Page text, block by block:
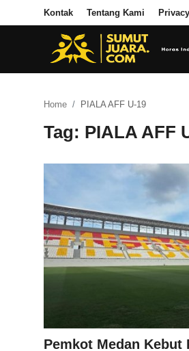
Kontak Tentang Kami
Login Register
INFO SUMUT
SEPAKBOLA
Home PIALA AFF U-19
Tag: PIALA AFF
Pemkot Medan Kebut